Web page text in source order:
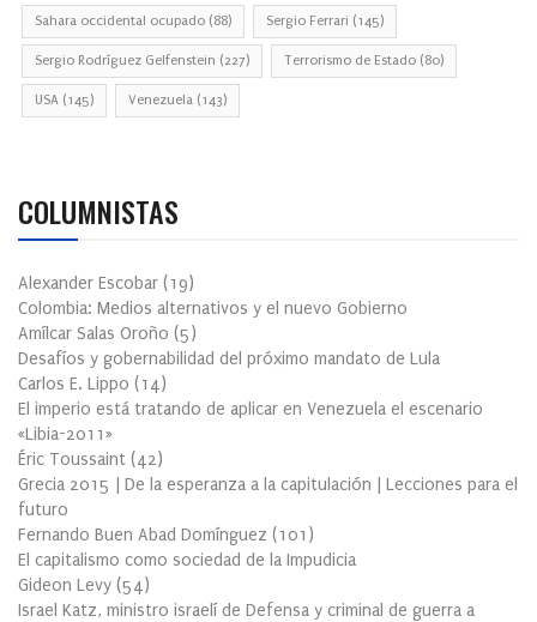
Sahara occidental ocupado (88) Sergio Ferrari (145)
Sergio Rodríguez Gelfenstein (227) Terrorismo de Estado (80)
USA (145) Venezuela (143)
COLUMNISTAS
Alexander Escobar (19)
Colombia: Medios alternativos y el nuevo Gobierno
Amílcar Salas Oroño (5)
Desafíos y gobernabilidad del próximo mandato de Lula
Carlos E. Lippo (14)
El imperio está tratando de aplicar en Venezuela el escenario
«Libia-2011»
Éric Toussaint (42)
Grecia 2015 | De la esperanza a la capitulación | Lecciones para el
futuro
Fernando Buen Abad Domínguez (101 )
El capitalismo como sociedad de la Impudicia
Gideon Levy (54)
Israel Katz, ministro israelí de Defensa y criminal de guerra a